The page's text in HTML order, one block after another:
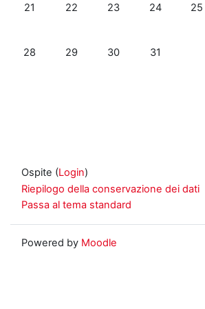
Nessun evento, lunedì 21 luglio
21 Nessun evento, martedì 22
22 Nessun evento,
23 Nessun
24 25
Nessun evento, lunedì 28 luglio
28 Nessun evento, martedì 29
29 Nessun evento,
30 Nessun
31
Ospite (Login)
Riepilogo della conservazione dei dati
Passa al tema standard
Powered by Moodle